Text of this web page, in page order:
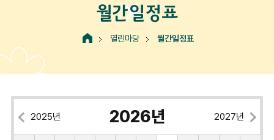
월간일정표
열린마당 월간일정표
2025년 2026년 2027년